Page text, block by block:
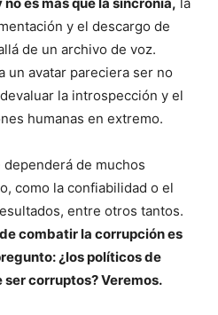
y el descargo de
de un archivo de voz.
un avatar pareciera ser no
la introspección y el
humanas en extremo.
de muchos
como la confiabilidad o el
entre otros tantos.
combatir la corrupción es
¿los políticos de
corruptos? Veremos.